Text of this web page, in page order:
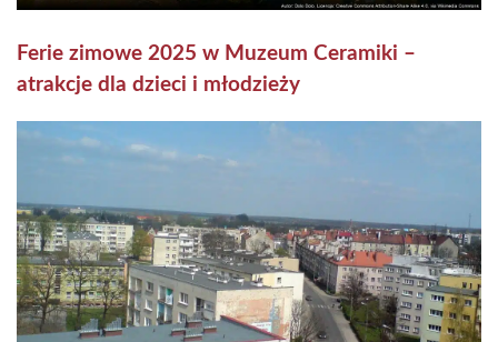
Ferie zimowe 2025 w Muzeum Ceramiki –
atrakcje dla dzieci i młodzieży